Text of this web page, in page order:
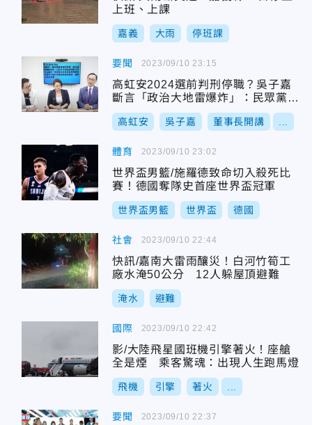
上班、上課
嘉義 大雨 停班課
要聞
高虹安2024選前判刑停職？吳子嘉
斷言「政治大地雷爆炸」：民眾黨必
須黨紀處理
高虹安 吳子嘉 董事長開講
2023/09/10 23:15
體育
世界盃男籃/施羅德致命切入殺死比
賽！德國奪隊史首座世界盃冠軍
世界盃男籃 世界盃 德國
2023/09/10 23:02
社會
快訊/嘉南大雷雨釀災！白河竹筍工
廠水淹50公分 12人躲屋頂避難
淹水 避難
2023/09/10 22:44
國際
影/大陸飛星國班機引擎著火！座艙
全是煙 乘客驚魂：出現人生跑馬燈
飛機 引擎 著火
2023/09/10 22:42
要聞 2023/09/10 22:37